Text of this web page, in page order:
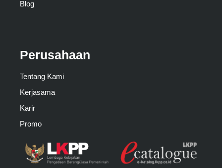
Blog
Perusahaan
Tentang Kami
Kerjasama
Karir
Promo